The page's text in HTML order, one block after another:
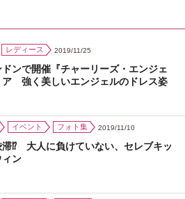
レディース 2019/11/25
ドンで開催『チャーリーズ・エンジェ
ア 強く美しいエンジェルのドレス姿
イベント フォト集 2019/11/10
滞⁉ 大人に負けていない、セレブキッ
ィン